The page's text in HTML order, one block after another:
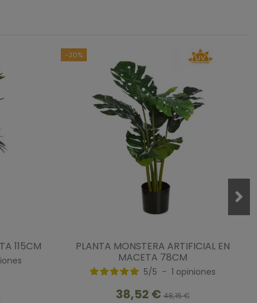
115CM
-20%
PLANTA MONSTERA ARTIFICIAL EN
MACETA 78CM
5/5 - 1 opiniones
38,52 €48,15 €